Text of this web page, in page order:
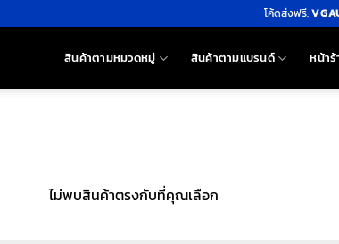
โค้ดส่งฟรี:
สินค้าตามหมวดหมู่ สินค้าตามแบรนด์ หน้า
ไม่พบสินค้าตรงกับที่คุณเลือก